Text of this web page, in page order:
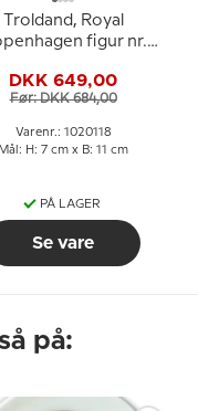
Troldand, Royal
figur nr.
DKK 649,00
Før: DKK 684,00
Varenr.: 1020118
Mål: H: 7 cm x B: 11 cm
PÅ LAGER
Se vare
på: